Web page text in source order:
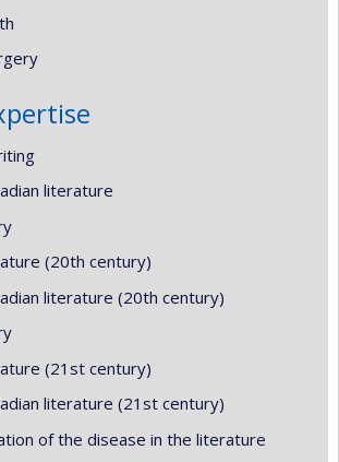
literature
(20th century)
literature (20th century)
(21st century)
literature (21st century)
of the disease in the literature